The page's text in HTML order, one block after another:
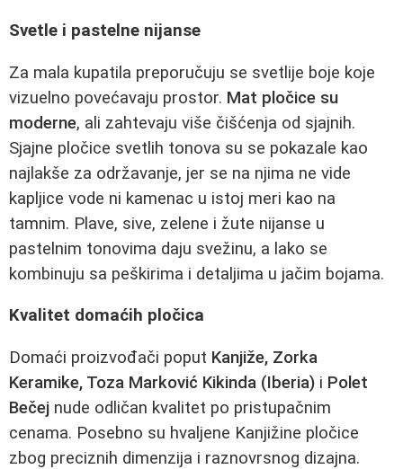
Svetle i pastelne nijanse
Za mala kupatila preporučuju se svetlije boje koje
vizuelno povećavaju prostor. Mat pločice su
moderne, ali zahtevaju više čišćenja od sjajnih.
Sjajne pločice svetlih tonova su se pokazale kao
najlakše za održavanje, jer se na njima ne vide
kapljice vode ni kamenac u istoj meri kao na
tamnim. Plave, sive, zelene i žute nijanse u
pastelnim tonovima daju svežinu, a lako se
kombinuju sa peškirima i detaljima u jačim bojama.
Kvalitet domaćih pločica
Domaći proizvođači poput Kanjiže, Zorka
Keramike, Toza Marković Kikinda (Iberia) i Polet
Bečej nude odličan kvalitet po pristupačnim
cenama. Posebno su hvaljene Kanjižine pločice
zbog preciznih dimenzija i raznovrsnog dizajna.